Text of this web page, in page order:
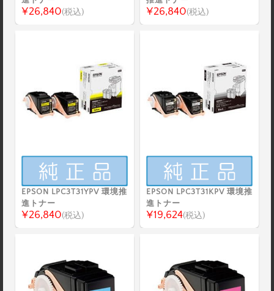
¥26,840(税込) ¥26,840(税込)
EPSON LPC3T31YPV 環境推
進トナー
¥26,840(税込)
EPSON LPC3T31KPV 環境推
進トナー
¥19,624(税込)